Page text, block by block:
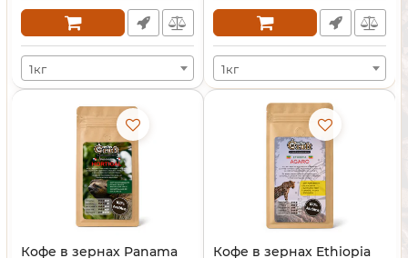
1кг 1кг
Кофе в зернах Panama Кофе в зернах Ethiopia